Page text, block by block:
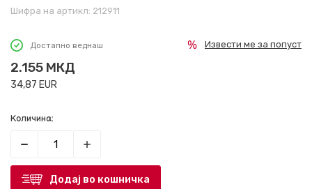
Шифра на артикл: 212911
Достапно веднаш
2.155 МКД
34,87 EUR
Извести ме за попуст
Количина:
Додај во кошничка